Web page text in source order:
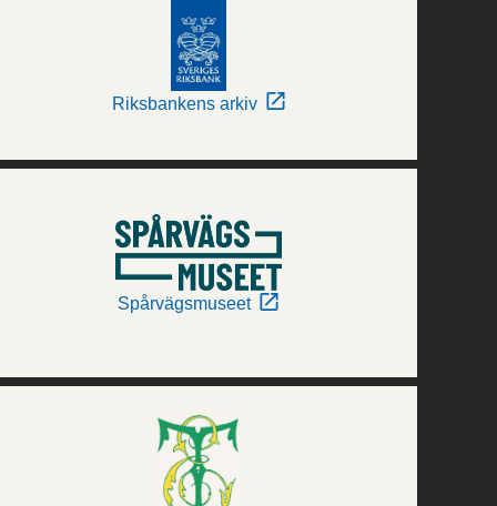
Riksbankens arkiv
Spårvägsmuseet